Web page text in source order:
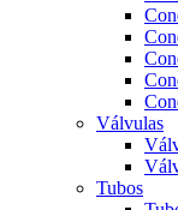
Válvulas
Tubos